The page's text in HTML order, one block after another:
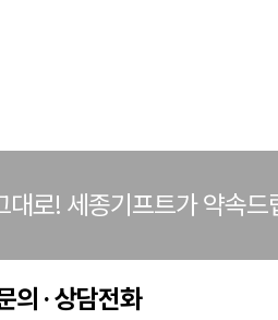
대로! 세종기프트가 약속드
의 · 상담전화